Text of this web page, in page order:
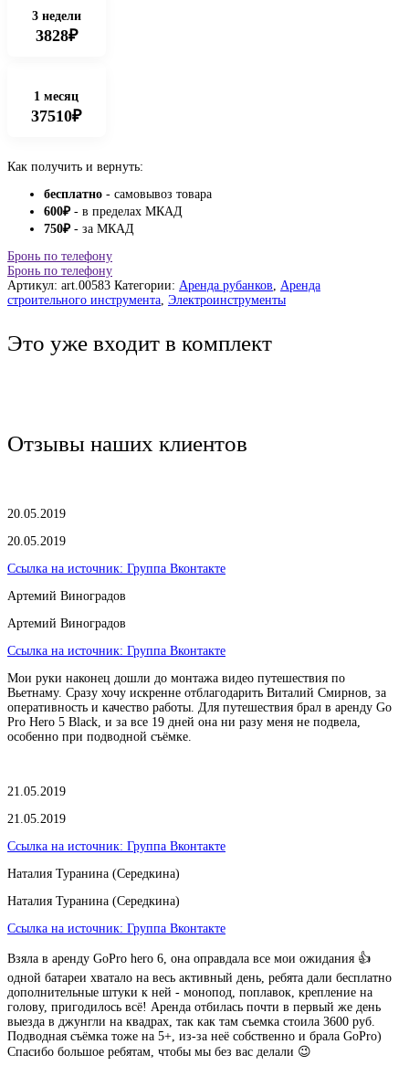
3 недели
3828₽
1 месяц
37510₽
Как получить и вернуть:
бесплатно - самовывоз товара
600₽- в пределах МКАД
750₽- за МКАД
Бронь по телефону
Бронь по телефону
Артикул: art.00583 Категории: Аренда рубанков, Аренда
строительного инструмента, Электроинструменты
Это уже входит в комплект
Отзывы наших клиентов
20.05.2019
20.05.2019
Ссылка на источник: Группа Вконтакте
Артемий Виноградов
Артемий Виноградов
Ссылка на источник: Группа Вконтакте
Мои руки наконец дошли до монтажа видео путешествия по
Вьетнаму. Сразу хочу искренне отблагодарить Виталий Смирнов, за
оперативность и качество работы. Для путешествия брал в аренду Go
Pro Hero 5 Black, и за все 19 дней она ни разу меня не подвела,
особенно при подводной съёмке.
21.05.2019
21.05.2019
Ссылка на источник: Группа Вконтакте
Наталия Туранина (Середкина)
Наталия Туранина (Середкина)
Ссылка на источник: Группа Вконтакте
Взяла в аренду GoPro hero 6, она оправдала все мои ожидания 👍
одной батареи хватало на весь активный день, ребята дали бесплатно
дополнительные штуки к ней - монопод, поплавок, крепление на
голову, пригодилось всё! Аренда отбилась почти в первый же день
выезда в джунгли на квадрах, так как там съемка стоила 3600 руб.
Подводная съёмка тоже на 5+, из-за неё собственно и брала GoPro)
Спасибо большое ребятам, чтобы мы без вас делали 😉